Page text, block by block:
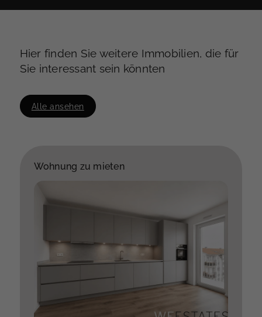
Hier finden Sie weitere Immobilien, die für
Sie interessant sein könnten
Alle ansehen
Wohnung zu mieten